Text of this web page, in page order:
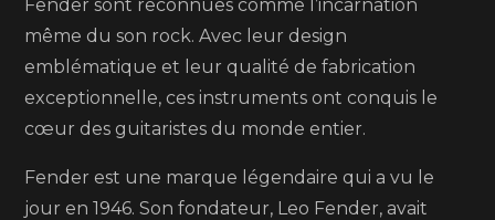
Le
Son
Rock
Intemporel
Fender sont reconnues comme l’incarnation
même du son rock. Avec leur design
emblématique et leur qualité de fabrication
exceptionnelle, ces instruments ont conquis le
cœur des guitaristes du monde entier.
Fender est une marque légendaire qui a vu le
jour en 1946. Son fondateur, Leo Fender, avait